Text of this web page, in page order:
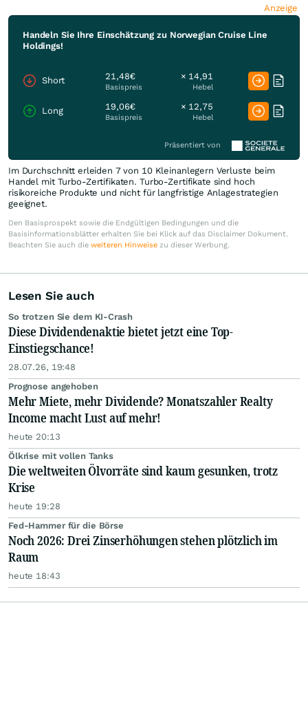
Anzeige
Handeln Sie Ihre Einschätzung zu Norwegian Cruise Line
Holdings!
Short 21,48€
Basispreis
× 14,91
Hebel
Long 19,06€
Basispreis
× 12,75
Hebel
Präsentiert von
Im Durchschnitt erleiden 7 von 10 Kleinanlegern Verluste beim
Handel mit Turbo-Zertifikaten. Turbo-Zertifikate sind hoch
risikoreiche Produkte und nicht für langfristige Anlagestrategien
geeignet.
Den Basisprospekt sowie die Endgültigen Bedingungen und die
Basisinformationsblätter erhalten Sie bei Klick auf das Disclaimer Dokument.
Beachten Sie auch die weiteren Hinweise zu dieser Werbung.
Lesen Sie auch
So trotzen Sie dem KI-Crash
Diese Dividendenaktie bietet jetzt eine Top-
Einstiegschance!
28.07.26, 19:48
Prognose angehoben
Mehr Miete, mehr Dividende? Monatszahler Realty
Income macht Lust auf mehr!
heute 20:13
Ölkrise mit vollen Tanks
Die weltweiten Ölvorräte sind kaum gesunken, trotz
Krise
heute 19:28
Fed-Hammer für die Börse
Noch 2026: Drei Zinserhöhungen stehen plötzlich im
Raum
heute 18:43